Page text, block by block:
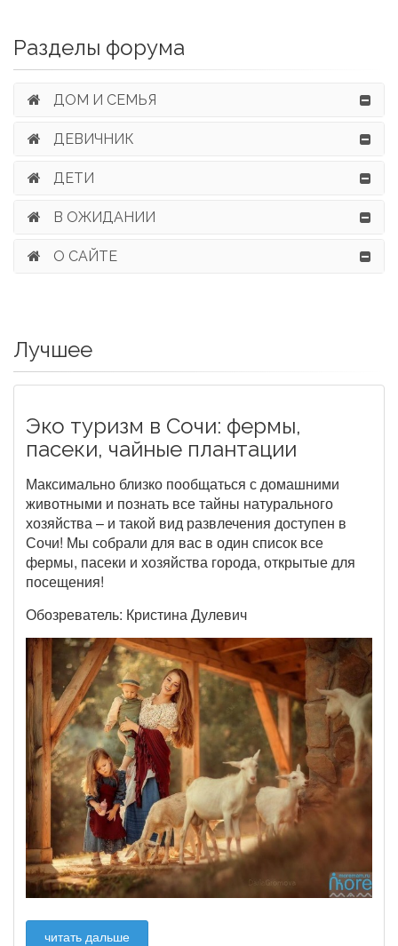
Разделы форума
ДОМ И СЕМЬЯ
ДЕВИЧНИК
ДЕТИ
В ОЖИДАНИИ
О САЙТЕ
Лучшее
Эко туризм в Сочи: фермы,
пасеки, чайные плантации
Максимально близко пообщаться с домашними
животными и познать все тайны натурального
хозяйства – и такой вид развлечения доступен в
Сочи! Мы собрали для вас в один список все
фермы, пасеки и хозяйства города, открытые для
посещения!
Обозреватель: Кристина Дулевич
читать дальше